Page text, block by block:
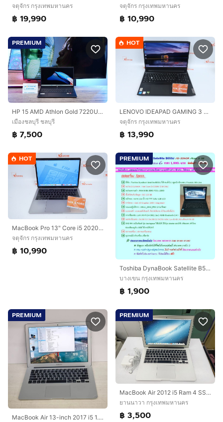
จตุจักร กรุงเทพมหานคร
฿ 19,990
จตุจักร กรุงเทพมหานคร
฿ 10,990
PREMIUM
HP 15 AMD Athlon Gold 7220U Ram8 SSD256 จอ15.6 FHD เครื่องบางเบา เหมาะแก่การพกพา ขายเพียง 7,500 .-
เมืองชลบุรี ชลบุรี
฿ 7,500
HOT
LENOVO IDEAPAD GAMING 3 CORE I5-11300H.RTX3050 RAM8.512GB
จตุจักร กรุงเทพมหานคร
฿ 13,990
HOT
MacBook Pro 13" Core i5 2020 16.512GB
จตุจักร กรุงเทพมหานคร
฿ 10,990
PREMIUM
Toshiba DynaBook Satellite B553J i5-3340M Ram 8GB SSD 120 GB หน้าจอ 15.6 นิ้ว ราคา 1,900.-บาท จัดส่งฟรีทั่วประเทศ
บางเขน กรุงเทพมหานคร
฿ 1,900
PREMIUM
MacBook Air 13-inch 2017 i5 1.8GHz RAM 8GB SSD 128GB เครื่องบางเบา ใช้งานปกติ
PREMIUM
MacBook Air 2012 i5 Ram 4 SSD 128 GB สภาพสวย ใช้งานได้ดี ราคาถูกใจ
ยานนาวา กรุงเทพมหานคร
฿ 3,500